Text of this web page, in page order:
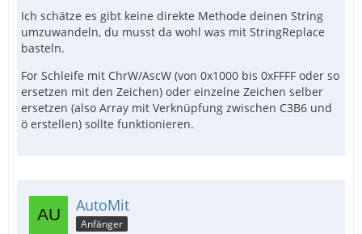
Ich schätze es gibt keine direkte Methode deinen String
umzuwandeln, du musst da wohl was mit StringReplace
basteln.
For Schleife mit ChrW/AscW (von 0x1000 bis 0xFFFF oder so
ersetzen mit den Zeichen) oder einzelne Zeichen selber
ersetzen (also Array mit Verknüpfung zwischen C3B6 und
ö erstellen) sollte funktionieren.
AutoMit
Anfänger